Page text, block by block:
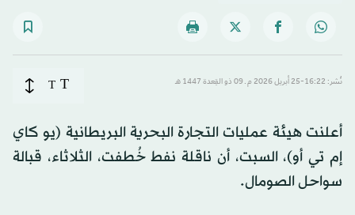
نُشر: 16:22-25 أبريل 2026 م ـ 09 ذو القِعدة 1447 هـ T
T
أعلنت هيئة عمليات التجارة البحرية البريطانية (يو كاي
إم تي أو)، السبت، أن ناقلة نفط خُطفت، الثلاثاء، قبالة
سواحل الصومال.